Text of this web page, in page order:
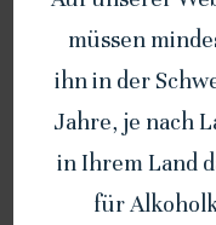
müssen
ihn in der
Jahre, je nach
in Ihrem Land
für
hinzufügen